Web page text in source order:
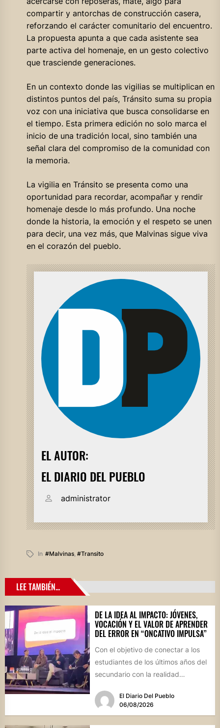
compartir y antorchas de construcción casera,
reforzando el carácter comunitario del encuentro.
La propuesta apunta a que cada asistente sea
parte activa del homenaje, en un gesto colectivo
que trasciende generaciones.
En un contexto donde las vigilias se multiplican en
distintos puntos del país, Tránsito suma su propia
voz con una iniciativa que busca consolidarse en
el tiempo. Esta primera edición no solo marca el
inicio de una tradición local, sino también una
señal clara del compromiso de la comunidad con
la memoria.
La vigilia en Tránsito se presenta como una
oportunidad para recordar, acompañar y rendir
homenaje desde lo más profundo. Una noche
donde la historia, la emoción y el respeto se unen
para decir, una vez más, que Malvinas sigue viva
en el corazón del pueblo.
EL AUTOR:
EL DIARIO DEL PUEBLO
administrator
In #malvinas, #transito
LEE TAMBIÉN...
DE LA IDEA AL IMPACTO: JÓVENES,
VOCACIÓN Y EL VALOR DE APRENDER
DEL ERROR EN “ONCATIVO IMPULSA”
Con el objetivo de conectar a los
estudiantes de los últimos años del
secundario con la realidad
El Diario Del Pueblo
06/08/2026